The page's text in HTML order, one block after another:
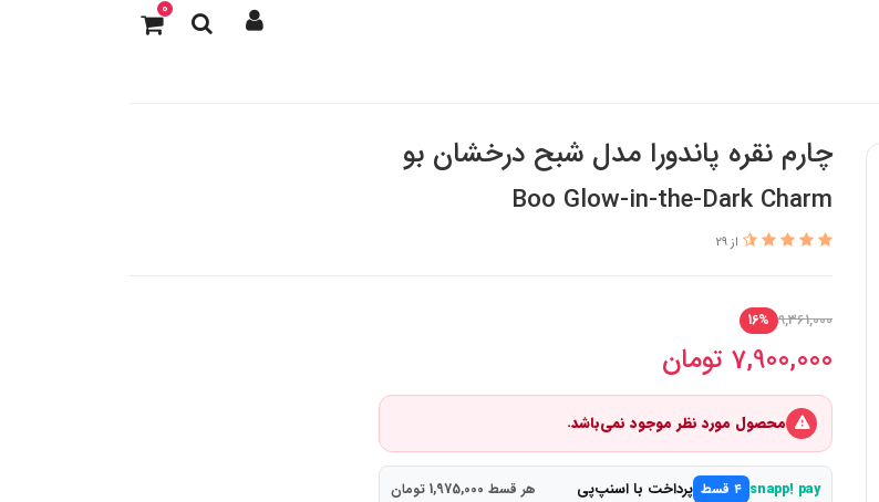
0
چارم نقره پاندورا مدل شبح درخشان بو
Boo Glow-in-the-Dark Charm
از 29
9,361,000
16%
7,900,000 تومان
محصول مورد نظر موجود نمی‌باشد.
snapp! pay ۴ قسط پرداخت با اسنپ‌پی هر قسط 1,975,000 تومان